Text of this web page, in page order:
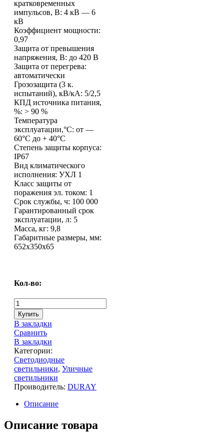
кратковременных
импульсов, В: 4 кВ — 6
кВ
Коэффициент мощности:
0,97
Защита от превышения
напряжения, В: до 420 В
Защита от перегрева:
автоматически
Грозозащита (3 к.
испытаний), кВ/кА: 5/2,5
КПД источника питания,
%: > 90 %
Температура
эксплуатации,°C: от —
60°C до + 40°C
Степень защиты корпуса:
IP67
Вид климатического
исполнения: УХЛ 1
Класс защиты от
поражения эл. током: 1
Срок службы, ч: 100 000
Гарантированный срок
эксплуатации, л: 5
Масса, кг: 9,8
Габаритные размеры, мм:
652х350х65
Кол-во:
Купить
В закладки
Сравнить
В закладки
Категории:
Светодиодные
светильники, Уличные
светильники
Проиводитель: DURAY
Описание
Описание товара